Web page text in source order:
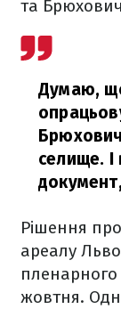
та
Думаю,
селище.
документ,
Рішення
ареалу
пленарного
жовтня.